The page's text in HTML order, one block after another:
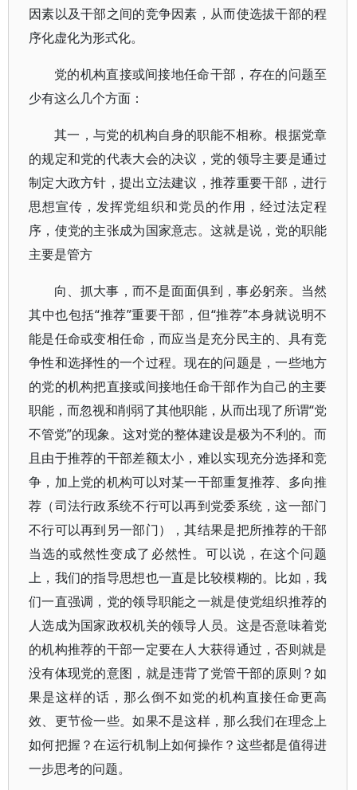
因素以及干部之间的竞争因素，从而使选拔干部的程
序化虚化为形式化。
党的机构直接或间接地任命干部，存在的问题至
少有这么几个方面：
其一，与党的机构自身的职能不相称。根据党章
的规定和党的代表大会的决议，党的领导主要是通过
制定大政方针，提出立法建议，推荐重要干部，进行
思想宣传，发挥党组织和党员的作用，经过法定程
序，使党的主张成为国家意志。这就是说，党的职能
主要是管方
向、抓大事，而不是面面俱到，事必躬亲。当然
其中也包括“推荐”重要干部，但“推荐”本身就说明不
能是任命或变相任命，而应当是充分民主的、具有竞
争性和选择性的一个过程。现在的问题是，一些地方
的党的机构把直接或间接地任命干部作为自己的主要
职能，而忽视和削弱了其他职能，从而出现了所谓“党
不管党”的现象。这对党的整体建设是极为不利的。而
且由于推荐的干部差额太小，难以实现充分选择和竞
争，加上党的机构可以对某一干部重复推荐、多向推
荐（司法行政系统不行可以再到党委系统，这一部门
不行可以再到另一部门），其结果是把所推荐的干部
当选的或然性变成了必然性。可以说，在这个问题
上，我们的指导思想也一直是比较模糊的。比如，我
们一直强调，党的领导职能之一就是使党组织推荐的
人选成为国家政权机关的领导人员。这是否意味着党
的机构推荐的干部一定要在人大获得通过，否则就是
没有体现党的意图，就是违背了党管干部的原则？如
果是这样的话，那么倒不如党的机构直接任命更高
效、更节俭一些。如果不是这样，那么我们在理念上
如何把握？在运行机制上如何操作？这些都是值得进
一步思考的问题。